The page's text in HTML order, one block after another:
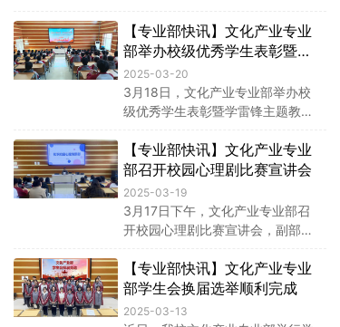
崇喜（主持专业部全面工作）、专
业部教师代表及全体获奖师生参
会。
【专业部快讯】文化产业专业
部举办校级优秀学生表彰暨学
雷锋主题教育会
2025-03-20
3月18日，文化产业专业部举办校
级优秀学生表彰暨学雷锋主题教育
秀干部、优秀团干部、优秀团员参
会。会议由张梦嫣老师主持，副部
长李崇喜（主持专业部全面工作）
与教师代表孙冬梅老师分别作主题
发言。
【专业部快讯】文化产业专业
部召开校园心理剧比赛宣讲会
2025-03-19
3月17日下午，文化产业专业部召
开校园心理剧比赛宣讲会，副部长
2023、2024级相关师生代表参
会。会议围绕赛事动员指导展开，
旨在通过心理剧创作提升学生心理
【专业部快讯】文化产业专业
部学生会换届选举顺利完成
2025-03-13